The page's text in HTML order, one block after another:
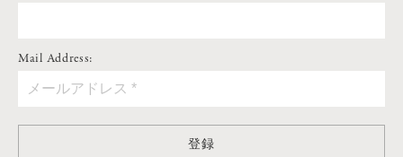
Mail Address:
登録